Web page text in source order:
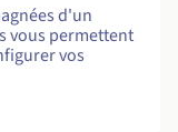
d'un
vous permettent
vos